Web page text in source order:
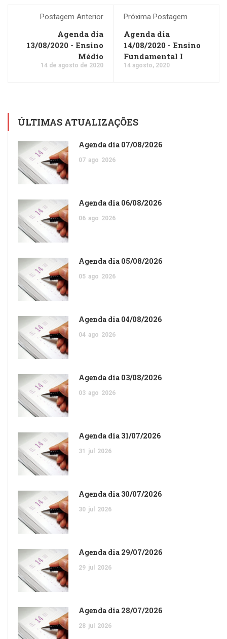
Postagem Anterior
Agenda dia
13/08/2020 - Ensino
Médio
14 de agosto de 2020
Próxima Postagem
Agenda dia
14/08/2020 - Ensino
Fundamental I
14 agosto, 2020
ÚLTIMAS ATUALIZAÇÕES
Agenda dia 07/08/2026
07 ago 2026
Agenda dia 06/08/2026
06 ago 2026
Agenda dia 05/08/2026
05 ago 2026
Agenda dia 04/08/2026
04 ago 2026
Agenda dia 03/08/2026
03 ago 2026
Agenda dia 31/07/2026
31 jul 2026
Agenda dia 30/07/2026
30 jul 2026
Agenda dia 29/07/2026
29 jul 2026
Agenda dia 28/07/2026
28 jul 2026